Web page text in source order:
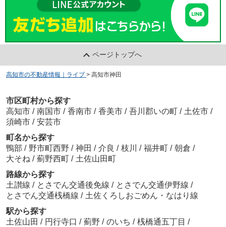
ページトップへ
高知市の不動産情報｜ライブ > 高知市神田
市区町村から探す
高知市 / 南国市 / 香南市 / 香美市 / 吾川郡いの町 / 土佐市 /
須崎市 / 安芸市
町名から探す
鴨部 / 野市町西野 / 神田 / 介良 / 枝川 / 福井町 / 朝倉 /
大そね / 薊野西町 / 土佐山田町
路線から探す
土讃線 / とさでん交通後免線 / とさでん交通伊野線 /
とさでん交通桟橋線 / 土佐くろしおごめん・なはり線
駅から探す
土佐山田 / 円行寺口 / 薊野 / のいち / 桟橋通五丁目 /